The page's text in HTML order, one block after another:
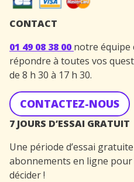
CONTACT
01 49 08 38 00 notre
répondre à toutes vos
de 8 h 30 à 17 h 30.
CONTACTEZ-NOUS
7 JOURS D’ESSAI GRATUIT
Une période d’essai
abonnements en ligne
décider !